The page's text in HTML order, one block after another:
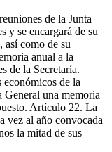
de la Junta
y se encargará de su
así como de su
anual a la
de la Secretaría.
económicos de la
General una memoria
Artículo 22. La
vez al año convocada
la mitad de sus